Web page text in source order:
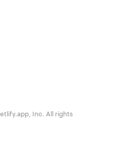
Inc. All rights